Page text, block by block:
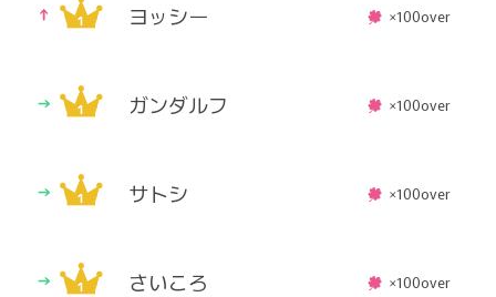
ヨッシー ×100over
ガンダルフ ×100over
サトシ ×100over
さいころ ×100over